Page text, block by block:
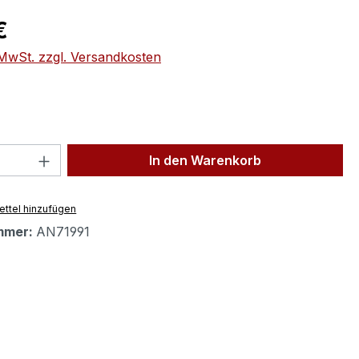
zzgl. Versandkosten
Anzahl: Gib den gewünschten Wert
In den Warenkorb
hinzufügen
AN71991